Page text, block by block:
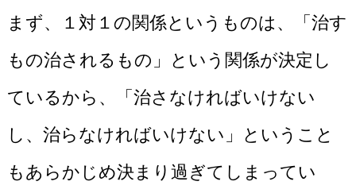
まず、１対１の関係というものは、「治す
もの治されるもの」という関係が決定し
ているから、「治さなければいけない
し、治らなければいけない」ということ
もあらかじめ決まり過ぎてしまってい